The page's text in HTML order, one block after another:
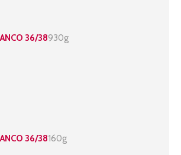
36/38930g
36/38160g